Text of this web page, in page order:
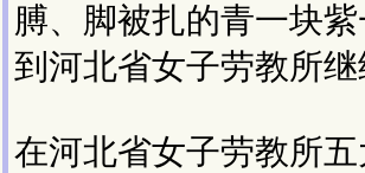
膊、脚被扎的青一块
到河北省女子劳教所
在河北省女子劳教所五